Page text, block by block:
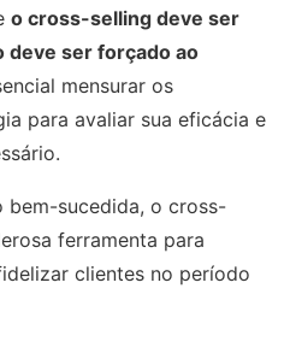
o cross-selling deve ser
deve ser forçado ao
mensurar os
para avaliar sua eficácia e
bem-sucedida, o cross-
ferramenta para
clientes no período